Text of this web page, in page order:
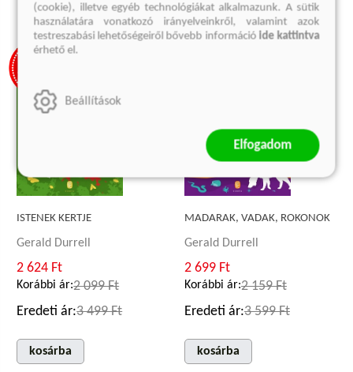
ISTENEK KERTJE
Gerald Durrell
2 624 Ft
Korábbi ár:2 099 Ft
Eredeti ár:3 499 Ft
kosárba
MADARAK, VADAK, ROKONOK
Gerald Durrell
2 699 Ft
Korábbi ár:2 159 Ft
Eredeti ár:3 599 Ft
kosárba
(cookie), illetve egyéb technológiákat alkalmazunk. A sütik
használatára vonatkozó irányelveinkről, valamint azok
testreszabási lehetőségeiről bővebb információ ide kattintva
érhető el.
Beállítások
Elfogadom